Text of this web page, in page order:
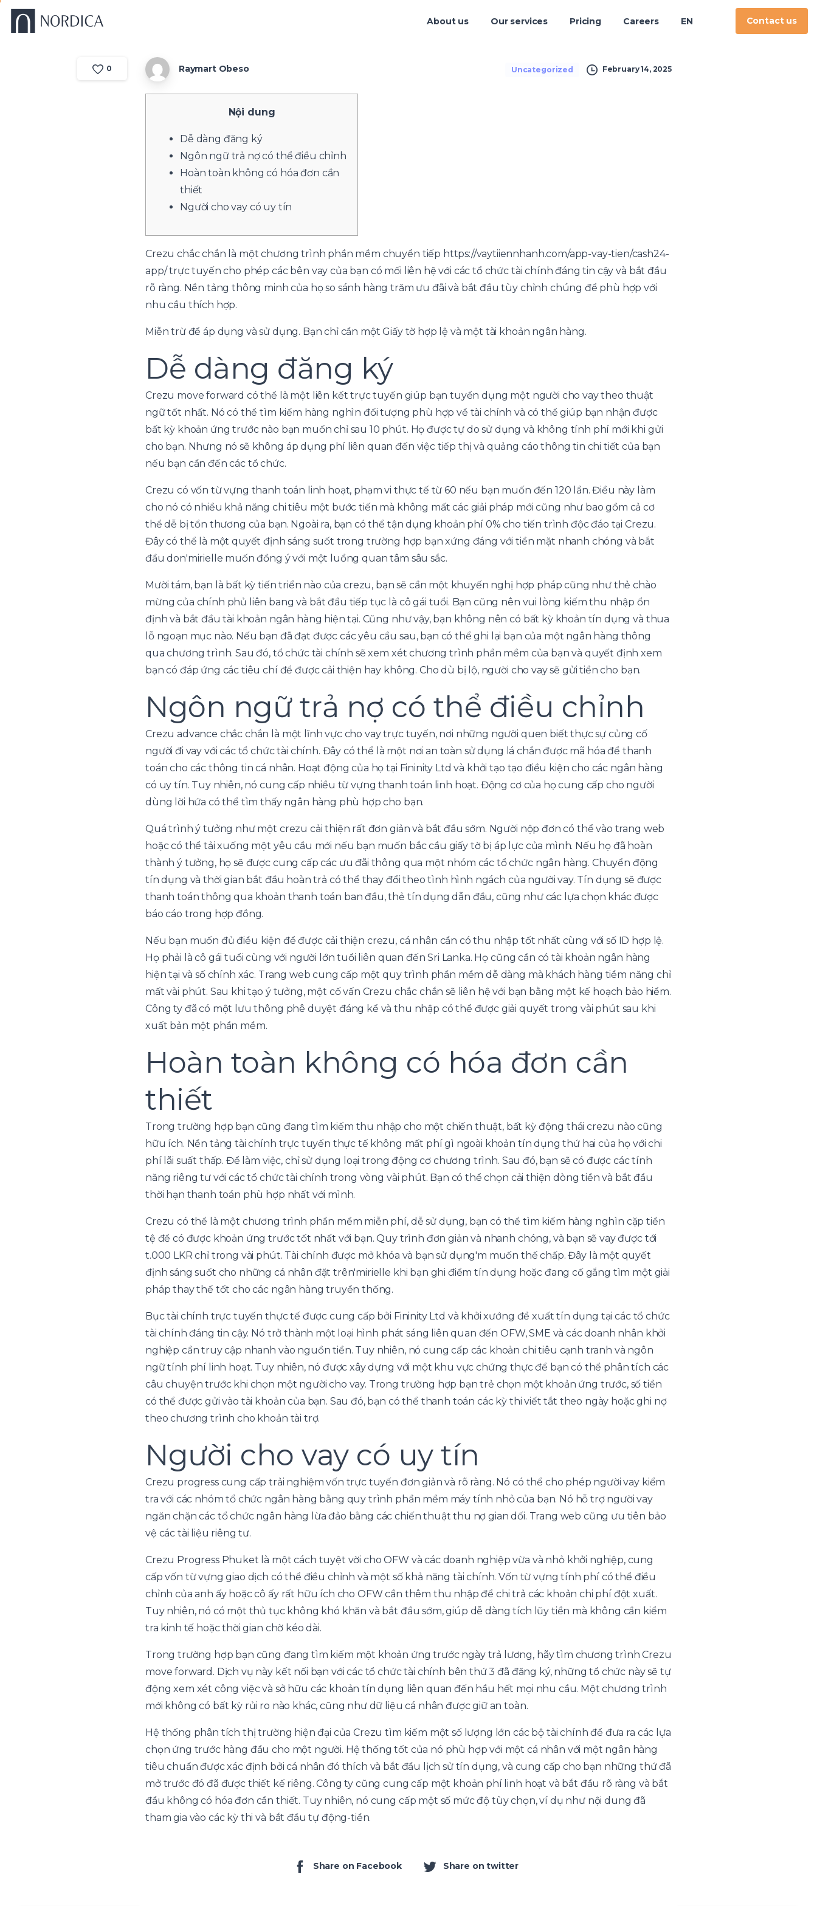
About us Our services Pricing Careers EN Contact us
0 Raymart Obeso Uncategorized February 14, 2025
Nội dung
Dễ dàng đăng ký
Ngôn ngữ trả nợ có thể điều chỉnh
Hoàn toàn không có hóa đơn cần
thiết
Người cho vay có uy tín
Crezu chắc chắn là một chương trình phần mềm chuyển tiếp https://vaytiiennhanh.com/app-vay-tien/cash24-
app/trực tuyến cho phép các bên vay của bạn có mối liên hệ với các tổ chức tài chính đáng tin cậy và bắt đầu
rõ ràng. Nền tảng thông minh của họ so sánh hàng trăm ưu đãi và bắt đầu tùy chỉnh chúng để phù hợp với
nhu cầu thích hợp.
Miễn trừ để áp dụng và sử dụng. Bạn chỉ cần một Giấy tờ hợp lệ và một tài khoản ngân hàng.
Dễ dàng đăng ký
Crezu move forward có thể là một liên kết trực tuyến giúp bạn tuyển dụng một người cho vay theo thuật
ngữ tốt nhất. Nó có thể tìm kiếm hàng nghìn đối tượng phù hợp về tài chính và có thể giúp bạn nhận được
bất kỳ khoản ứng trước nào bạn muốn chỉ sau 10 phút. Họ được tự do sử dụng và không tính phí mới khi gửi
cho bạn. Nhưng nó sẽ không áp dụng phí liên quan đến việc tiếp thị và quảng cáo thông tin chi tiết của bạn
nếu bạn cần đến các tổ chức.
Crezu có vốn từ vựng thanh toán linh hoạt, phạm vi thực tế từ 60 nếu bạn muốn đến 120 lần. Điều này làm
cho nó có nhiều khả năng chi tiêu một bước tiến mà không mất các giải pháp mới cũng như bao gồm cả cơ
thể dễ bị tổn thương của bạn. Ngoài ra, bạn có thể tận dụng khoản phí 0% cho tiến trình độc đáo tại Crezu.
Đây có thể là một quyết định sáng suốt trong trường hợp bạn xứng đáng với tiền mặt nhanh chóng và bắt
đầu don'mirielle muốn đồng ý với một luồng quan tâm sâu sắc.
Mười tám, bạn là bất kỳ tiến triển nào của crezu, bạn sẽ cần một khuyến nghị hợp pháp cũng như thẻ chào
mừng của chính phủ liên bang và bắt đầu tiếp tục là cô gái tuổi. Bạn cũng nên vui lòng kiếm thu nhập ổn
định và bắt đầu tài khoản ngân hàng hiện tại. Cũng như vậy, bạn không nên có bất kỳ khoản tín dụng và thua
lỗ ngoạn mục nào. Nếu bạn đã đạt được các yêu cầu sau, bạn có thể ghi lại bạn của một ngân hàng thông
qua chương trình. Sau đó, tổ chức tài chính sẽ xem xét chương trình phần mềm của bạn và quyết định xem
bạn có đáp ứng các tiêu chí để được cải thiện hay không. Cho dù bị lộ, người cho vay sẽ gửi tiền cho bạn.
Ngôn ngữ trả nợ có thể điều chỉnh
Crezu advance chắc chắn là một lĩnh vực cho vay trực tuyến, nơi những người quen biết thực sự củng cố
người đi vay với các tổ chức tài chính. Đây có thể là một nơi an toàn sử dụng lá chắn được mã hóa để thanh
toán cho các thông tin cá nhân. Hoạt động của họ tại Fininity Ltd và khởi tạo tạo điều kiện cho các ngân hàng
có uy tín. Tuy nhiên, nó cung cấp nhiều từ vựng thanh toán linh hoạt. Động cơ của họ cung cấp cho người
dùng lời hứa có thể tìm thấy ngân hàng phù hợp cho bạn.
Quá trình ý tưởng như một crezu cải thiện rất đơn giản và bắt đầu sớm. Người nộp đơn có thể vào trang web
hoặc có thể tải xuống một yêu cầu mới nếu bạn muốn bắc cầu giấy tờ bị áp lực của mình. Nếu họ đã hoàn
thành ý tưởng, họ sẽ được cung cấp các ưu đãi thông qua một nhóm các tổ chức ngân hàng. Chuyển động
tín dụng và thời gian bắt đầu hoàn trả có thể thay đổi theo tình hình ngách của người vay. Tín dụng sẽ được
thanh toán thông qua khoản thanh toán ban đầu, thẻ tín dụng dẫn đầu, cũng như các lựa chọn khác được
báo cáo trong hợp đồng.
Nếu bạn muốn đủ điều kiện để được cải thiện crezu, cá nhân cần có thu nhập tốt nhất cùng với số ID hợp lệ.
Họ phải là cô gái tuổi cùng với người lớn tuổi liên quan đến Sri Lanka. Họ cũng cần có tài khoản ngân hàng
hiện tại và số chính xác. Trang web cung cấp một quy trình phần mềm dễ dàng mà khách hàng tiềm năng chỉ
mất vài phút. Sau khi tạo ý tưởng, một cố vấn Crezu chắc chắn sẽ liên hệ với bạn bằng một kế hoạch bảo hiểm.
Công ty đã có một lưu thông phê duyệt đáng kể và thu nhập có thể được giải quyết trong vài phút sau khi
xuất bản một phần mềm.
Hoàn toàn không có hóa đơn cần
thiết
Trong trường hợp bạn cũng đang tìm kiếm thu nhập cho một chiến thuật, bất kỳ động thái crezu nào cũng
hữu ích. Nền tảng tài chính trực tuyến thực tế không mất phí gì ngoài khoản tín dụng thứ hai của họ với chi
phí lãi suất thấp. Để làm việc, chỉ sử dụng loại trong động cơ chương trình. Sau đó, bạn sẽ có được các tính
năng riêng tư với các tổ chức tài chính trong vòng vài phút. Bạn có thể chọn cải thiện dòng tiền và bắt đầu
thời hạn thanh toán phù hợp nhất với mình.
Crezu có thể là một chương trình phần mềm miễn phí, dễ sử dụng, bạn có thể tìm kiếm hàng nghìn cặp tiền
tệ để có được khoản ứng trước tốt nhất với bạn. Quy trình đơn giản và nhanh chóng, và bạn sẽ vay được tới
t.000 LKR chỉ trong vài phút. Tài chính được mở khóa và bạn sử dụng'm muốn thế chấp. Đây là một quyết
định sáng suốt cho những cá nhân đặt trên'mirielle khi bạn ghi điểm tín dụng hoặc đang cố gắng tìm một giải
pháp thay thế tốt cho các ngân hàng truyền thống.
Bục tài chính trực tuyến thực tế được cung cấp bởi Fininity Ltd và khởi xướng đề xuất tín dụng tại các tổ chức
tài chính đáng tin cậy. Nó trở thành một loại hình phát sáng liên quan đến OFW, SME và các doanh nhân khởi
nghiệp cần truy cập nhanh vào nguồn tiền. Tuy nhiên, nó cung cấp các khoản chi tiêu cạnh tranh và ngôn
ngữ tính phí linh hoạt. Tuy nhiên, nó được xây dựng với một khu vực chứng thực để bạn có thể phân tích các
câu chuyện trước khi chọn một người cho vay. Trong trường hợp bạn trẻ chọn một khoản ứng trước, số tiền
có thể được gửi vào tài khoản của bạn. Sau đó, bạn có thể thanh toán các kỳ thi viết tắt theo ngày hoặc ghi nợ
theo chương trình cho khoản tài trợ.
Người cho vay có uy tín
Crezu progress cung cấp trải nghiệm vốn trực tuyến đơn giản và rõ ràng. Nó có thể cho phép người vay kiểm
tra với các nhóm tổ chức ngân hàng bằng quy trình phần mềm máy tính nhỏ của bạn. Nó hỗ trợ người vay
ngăn chặn các tổ chức ngân hàng lừa đảo bằng các chiến thuật thu nợ gian dối. Trang web cũng ưu tiên bảo
vệ các tài liệu riêng tư.
Crezu Progress Phuket là một cách tuyệt vời cho OFW và các doanh nghiệp vừa và nhỏ khởi nghiệp, cung
cấp vốn từ vựng giao dịch có thể điều chỉnh và một số khả năng tài chính. Vốn từ vựng tính phí có thể điều
chỉnh của anh ấy hoặc cô ấy rất hữu ích cho OFW cần thêm thu nhập để chi trả các khoản chi phí đột xuất.
Tuy nhiên, nó có một thủ tục không khó khăn và bắt đầu sớm, giúp dễ dàng tích lũy tiền mà không cần kiểm
tra kinh tế hoặc thời gian chờ kéo dài.
Trong trường hợp bạn cũng đang tìm kiếm một khoản ứng trước ngày trả lương, hãy tìm chương trình Crezu
move forward. Dịch vụ này kết nối bạn với các tổ chức tài chính bên thứ 3 đã đăng ký, những tổ chức này sẽ tự
động xem xét công việc và sở hữu các khoản tín dụng liên quan đến hầu hết mọi nhu cầu. Một chương trình
mới không có bất kỳ rủi ro nào khác, cũng như dữ liệu cá nhân được giữ an toàn.
Hệ thống phân tích thị trường hiện đại của Crezu tìm kiếm một số lượng lớn các bộ tài chính để đưa ra các lựa
chọn ứng trước hàng đầu cho một người. Hệ thống tốt của nó phù hợp với một cá nhân với một ngân hàng
tiêu chuẩn được xác định bởi cá nhân đó thích và bắt đầu lịch sử tín dụng, và cung cấp cho bạn những thứ đã
mở trước đó đã được thiết kế riêng. Công ty cũng cung cấp một khoản phí linh hoạt và bắt đầu rõ ràng và bắt
đầu không có hóa đơn cần thiết. Tuy nhiên, nó cung cấp một số mức độ tùy chọn, ví dụ như nội dung đã
tham gia vào các kỳ thi và bắt đầu tự động-tiền.
Share on Facebook Share on twitter